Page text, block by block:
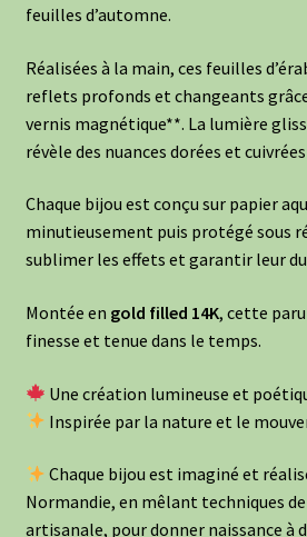
feuilles d’automne.
Réalisées à la main, ces feuilles
reflets profonds et changeants
vernis magnétique**. La lumière
révèle des nuances dorées et
Chaque bijou est conçu sur papier
minutieusement puis protégé sous
sublimer les effets et garantir leur
Montée en gold filled 14K, cette
finesse et tenue dans le temps.
Une création lumineuse et
Inspirée par la nature et le
Chaque bijou est imaginé et
Normandie, en mêlant techniques
artisanale, pour donner naissance à